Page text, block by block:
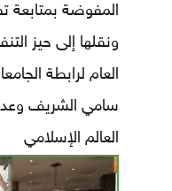
المفوضة بمتابعة
ونقلها إلى حيز
العام لرابطة
سامي الشريف
العالم الإسلامي